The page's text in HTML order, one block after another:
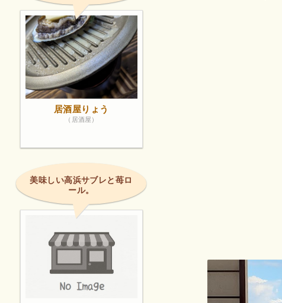
居酒屋りょう
（居酒屋）
美味しい高浜サブレと苺ロ
ール。